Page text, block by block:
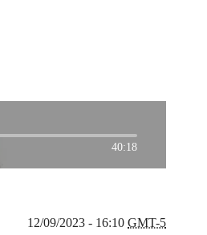
40:18
12/09/2023 - 16:10 GMT-5